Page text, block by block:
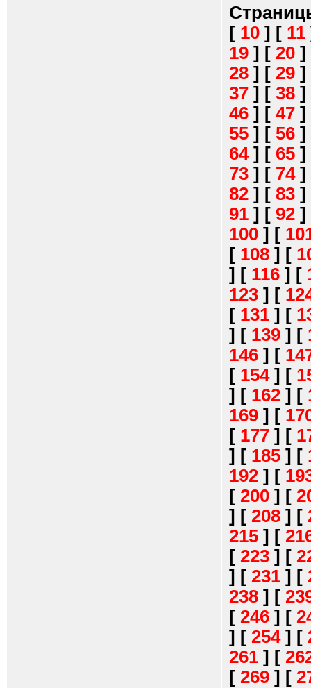
[ 10 ] [ 11
19 ] [ 20 ]
28 ] [ 29 ]
37 ] [ 38 ]
46 ] [ 47 ]
55 ] [ 56 ]
64] [ 65 ]
73 ] [ 74]
82 ] [ 83 ]
91 ] [ 92 ]
100 ] [
[ 108 ] [
] [ 116 ] [
123 ] [
[ 131 ] [
] [ 139 ] [
146 ] [
[ 154] [
] [ 162 ] [
169 ] [
[ 177 ] [
] [ 185 ] [
192 ] [
[ 200 ] [
] [ 208 ] [
215 ] [
[ 223 ] [
] [ 231 ] [
238 ] [
[ 246 ] [
] [ 254] [
261 ] [
[ 269 ] [